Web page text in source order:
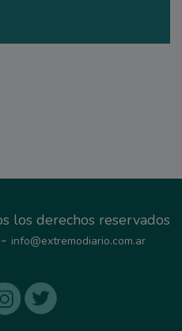
los derechos reservados
- info@extremodiario.com.ar